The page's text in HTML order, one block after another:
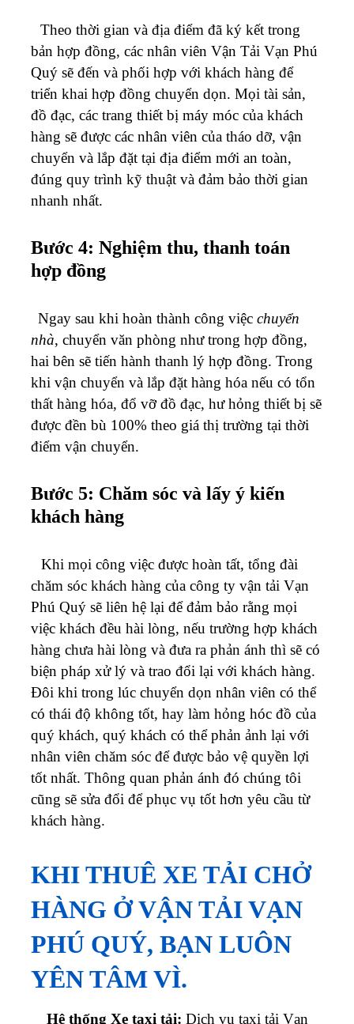
Theo thời gian và địa điểm đã ký kết trong
bản hợp đồng, các nhân viên Vận Tải Vạn Phú
Quý sẽ đến và phối hợp với khách hàng để
triển khai hợp đồng chuyển dọn. Mọi tài sản,
đồ đạc, các trang thiết bị máy móc của khách
hàng sẽ được các nhân viên của tháo dỡ, vận
chuyển và lắp đặt tại địa điểm mới an toàn,
đúng quy trình kỹ thuật và đảm bảo thời gian
nhanh nhất.
Bước 4: Nghiệm thu, thanh toán
hợp đồng
Ngay sau khi hoàn thành công việc chuyển
nhà, chuyển văn phòng như trong hợp đồng,
hai bên sẽ tiến hành thanh lý hợp đồng. Trong
khi vận chuyển và lắp đặt hàng hóa nếu có tổn
thất hàng hóa, đổ vỡ đồ đạc, hư hỏng thiết bị sẽ
được đền bù 100% theo giá thị trường tại thời
điểm vận chuyển.
Bước 5: Chăm sóc và lấy ý kiến
khách hàng
Khi mọi công việc được hoàn tất, tổng đài
chăm sóc khách hàng của công ty vận tải Vạn
Phú Quý sẽ liên hệ lại để đảm bảo rằng mọi
việc khách đều hài lòng, nếu trường hợp khách
hàng chưa hài lòng và đưa ra phản ánh thì sẽ có
biện pháp xử lý và trao đổi lại với khách hàng.
Đôi khi trong lúc chuyển dọn nhân viên có thể
có thái độ không tốt, hay làm hỏng hóc đồ của
quý khách, quý khách có thể phản ảnh lại với
nhân viên chăm sóc để được bảo vệ quyền lợi
tốt nhất. Thông quan phản ánh đó chúng tôi
cũng sẽ sửa đổi để phục vụ tốt hơn yêu cầu từ
khách hàng.
KHI THUÊ XE TẢI CHỞ
HÀNG Ở VẬN TẢI VẠN
PHÚ QUÝ, BẠN LUÔN
YÊN TÂM VÌ.
Hệ thống Xe taxi tải: Dịch vụ taxi tải Vạn